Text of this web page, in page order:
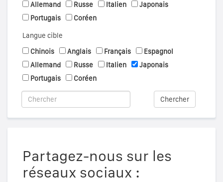
Allemand
Russe Italien
Japonais
Portugais
Coréen
Langue cible
Chinois
Anglais Français
Espagnol
Allemand
Russe Italien
Japonais
Portugais
Coréen
Chercher
Partagez-nous sur les
réseaux sociaux :